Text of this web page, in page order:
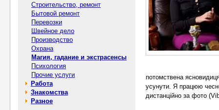
Строительство, ремонт
Бытовой ремонт
Перевозки
Швейное дело
Производство
Охрана
Магия, гадание и экстрасенсы
Психология
Прочие услуги
Работа
Знакомства
Разное
потомствена
усунути. Я працюю
дистанційно за фото